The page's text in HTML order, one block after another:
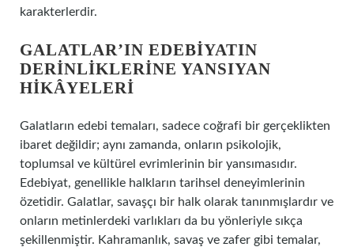
karakterlerdir.
GALATLAR’IN EDEBIYATIN
DERINLIKLERINE YANSIYAN
HIKÂYELERI
Galatların edebi temaları, sadece coğrafi bir gerçeklikten
ibaret değildir; aynı zamanda, onların psikolojik,
toplumsal ve kültürel evrimlerinin bir yansımasıdır.
Edebiyat, genellikle halkların tarihsel deneyimlerinin
özetidir. Galatlar, savaşçı bir halk olarak tanınmışlardır ve
onların metinlerdeki varlıkları da bu yönleriyle sıkça
şekillenmiştir. Kahramanlık, savaş ve zafer gibi temalar,